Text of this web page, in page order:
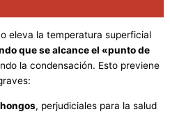
eleva la temperatura superficial
que se alcance el «punto de
la condensación. Esto previene
, perjudiciales para la salud